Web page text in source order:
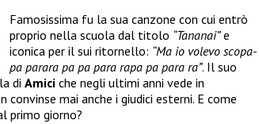
Famosissima fu la sua canzone con cui entrò
proprio nella scuola dal titolo “Tananai”e
iconica per il sui ritornello: “Ma io volevo scopa-
pa parara pa pa para rapa pa para ra”. Il suo
di Amici che negli ultimi anni vede in
mai anche i giudici esterni. E come
primo giorno?